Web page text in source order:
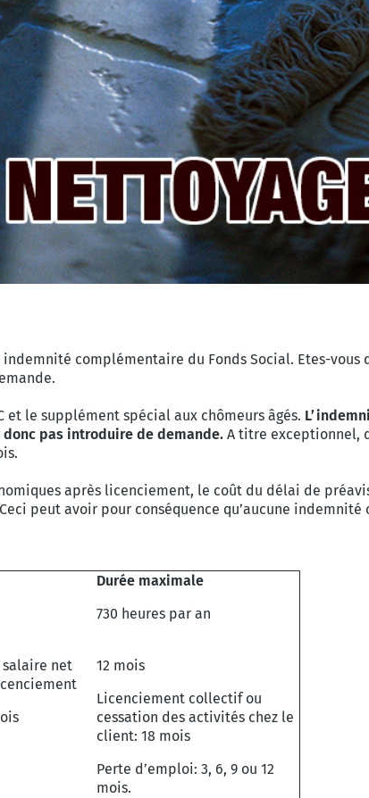
complémentaire du Fonds Social. Etes-vous
et le supplément spécial aux chômeurs âgés.
pas introduire de demande. A titre exceptionnel,
après licenciement, le coût du délai de
peut avoir pour conséquence qu’aucune
Durée maximale
730 heures par an
net
12 mois
Licenciement collectif ou
cessation des activités chez le
client: 18 mois
Perte d’emploi: 3, 6, 9 ou 12
mois.